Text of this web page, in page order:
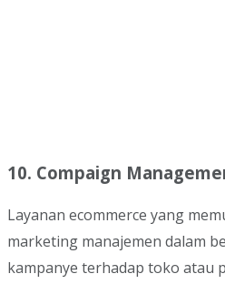
10. Compaign
Layanan ecommerce yang
marketing manajemen dalam
kampanye terhadap toko atau